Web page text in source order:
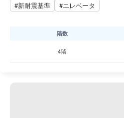
#新耐震基準 #エレベータ
階数
4階